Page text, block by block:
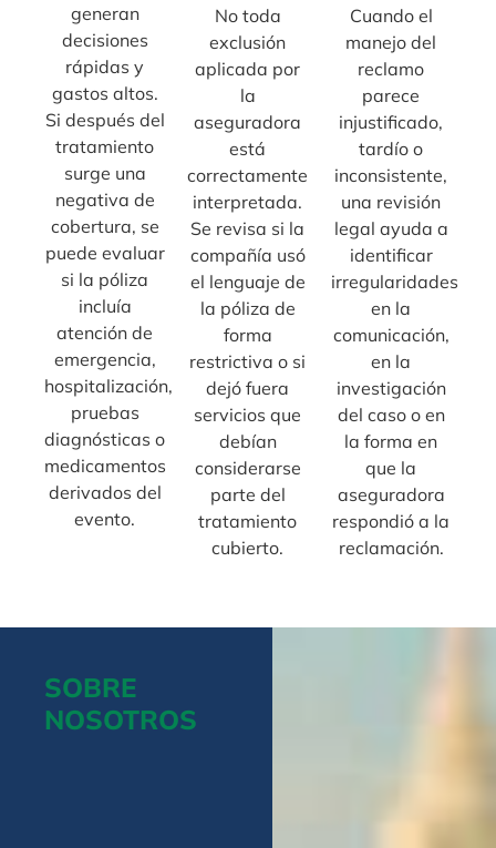
generan
decisiones
rápidas y
gastos altos.
Si después del
tratamiento
surge una
negativa de
cobertura, se
puede evaluar
si la póliza
incluía
atención de
emergencia,
hospitalización,
pruebas
diagnósticas o
medicamentos
derivados del
evento.
No toda
exclusión
aplicada por
la
aseguradora
está
correctamente
interpretada.
Se revisa si la
compañía usó
el lenguaje de
la póliza de
forma
restrictiva o si
dejó fuera
servicios que
debían
considerarse
parte del
tratamiento
cubierto.
Cuando el
manejo del
reclamo
parece
injustificado,
tardío o
inconsistente,
una revisión
legal ayuda a
identificar
irregularidades
en la
comunicación,
en la
investigación
del caso o en
la forma en
que la
aseguradora
respondió a la
reclamación.
SOBRE
NOSOTROS